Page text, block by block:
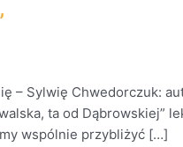
– Sylwię Chwedorczuk:
ta od Dąbrowskiej”
wspólnie przybliżyć […]